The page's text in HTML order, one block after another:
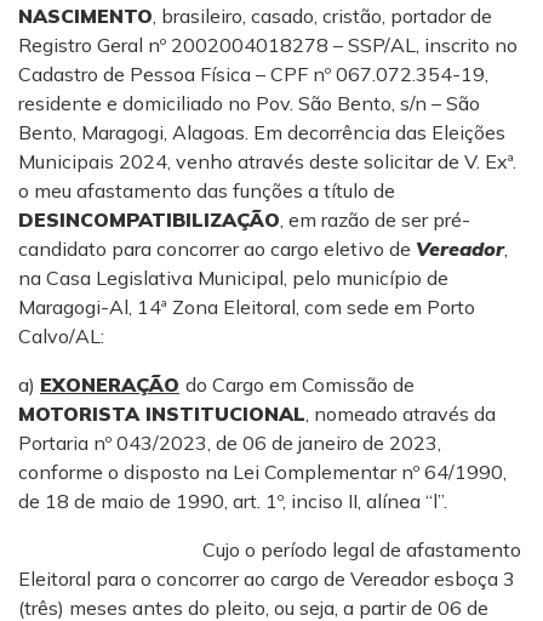
NASCIMENTO, brasileiro, casado, cristão, portador de
Registro Geral nº 2002004018278 – SSP/AL, inscrito no
Cadastro de Pessoa Física – CPF nº 067.072.354-19,
residente e domiciliado no Pov. São Bento, s/n – São
Bento, Maragogi, Alagoas. Em decorrência das Eleições
Municipais 2024, venho através deste solicitar de V. Exª.
o meu afastamento das funções a título de
DESINCOMPATIBILIZAÇÃO, em razão de ser pré-
candidato para concorrer ao cargo eletivo de Vereador,
na Casa Legislativa Municipal, pelo município de
Maragogi-Al, 14ª Zona Eleitoral, com sede em Porto
Calvo/AL:
a) EXONERAÇÃO do Cargo em Comissão de
MOTORISTA INSTITUCIONAL, nomeado através da
Portaria nº 043/2023, de 06 de janeiro de 2023,
conforme o disposto na Lei Complementar nº 64/1990,
de 18 de maio de 1990, art. 1º, inciso II, alínea “l”.
Cujo o período legal de afastamento
Eleitoral para o concorrer ao cargo de Vereador esboça 3
(três) meses antes do pleito, ou seja, a partir de 06 de